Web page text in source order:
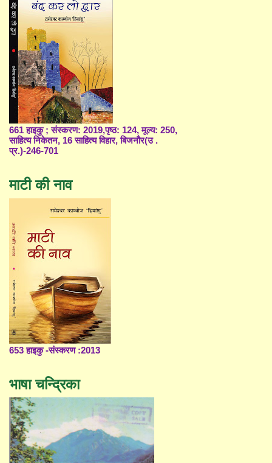
661 हाइकु ; संस्करण: 2019,पृष्ठ: 124, मूल्य: 250,
साहित्य निकेतन, 16 साहित्य विहार, बिजनौर(उ .
प्र.)-246-701
माटी की नाव
653 हाइकु -संस्करण :2013
भाषा चन्द्रिका